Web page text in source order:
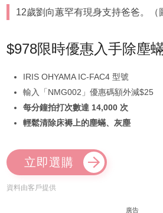
12歲劉向蕙罕有現身支持爸爸。（
$978限時優惠入手除塵
IRIS OHYAMA IC-FAC4 型號
輸入「NMG002」優惠碼額外減$25
每分鐘拍打次數達 14,000 次
輕鬆清除床褥上的塵蟎、灰塵
立即選購
資料由客戶提供
廣告